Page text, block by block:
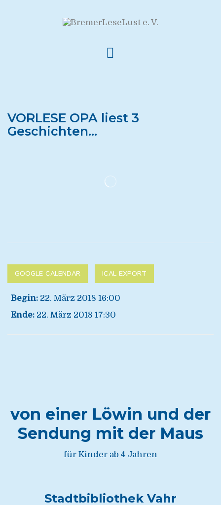
VORLESE OPA liest 3
Geschichten…
GOOGLE CALENDAR ICAL EXPORT
Begin: 22. März 2018 16:00
Ende: 22. März 2018 17:30
von einer Löwin und der
Sendung mit der Maus
für Kinder ab 4 Jahren
Stadtbibliothek Vahr